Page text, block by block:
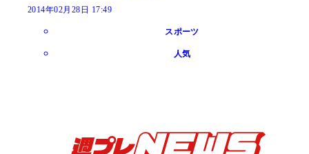
2014年02月28日 17:49
スポーツ
人気